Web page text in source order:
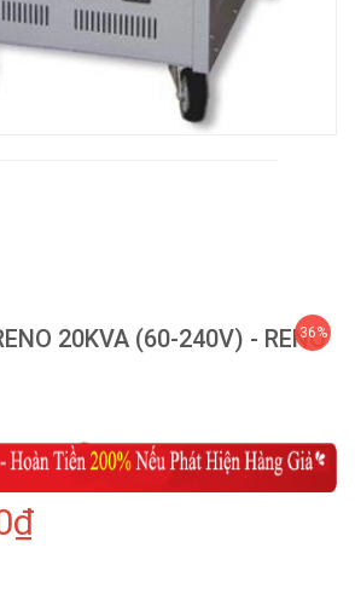
20KVA (60-240V) - RENO
36%